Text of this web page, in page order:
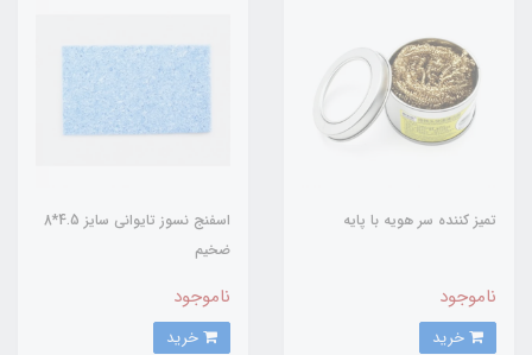
تمیز کننده سر هویه با پایه
ناموجود
اسفنج نسوز تایوانی سایز 4.5*8
ضخیم
ناموجود